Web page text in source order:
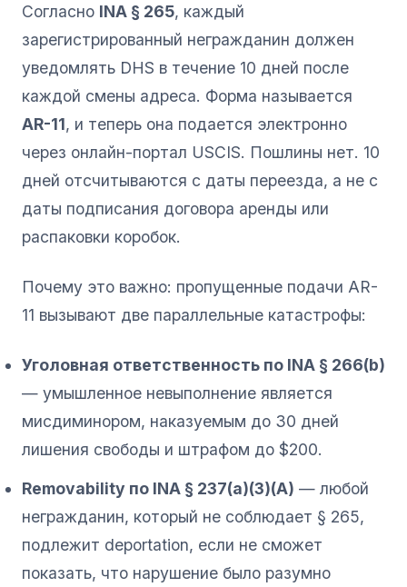
Согласно INA § 265, каждый
зарегистрированный негражданин должен
уведомлять DHS в течение 10 дней после
каждой смены адреса. Форма называется
AR-11, и теперь она подается электронно
через онлайн-портал USCIS. Пошлины нет. 10
дней отсчитываются с даты переезда, а не с
даты подписания договора аренды или
распаковки коробок.
Почему это важно: пропущенные подачи AR-
11 вызывают две параллельные катастрофы:
Уголовная ответственность по INA § 266(b)
— умышленное невыполнение является
мисдиминором, наказуемым до 30 дней
лишения свободы и штрафом до $200.
Removability по INA § 237(a)(3)(A) — любой
негражданин, который не соблюдает § 265,
подлежит deportation, если не сможет
показать, что нарушение было разумно